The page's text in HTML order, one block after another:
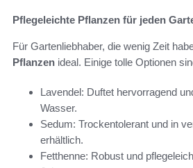
Pflegeleichte Pflanzen für jeden
Für Gartenliebhaber, die wenig Zeit
Pflanzen ideal. Einige tolle Optionen
Lavendel: Duftet hervorragend
Wasser.
Sedum: Trockentolerant und in
erhältlich.
Fetthenne: Robust und